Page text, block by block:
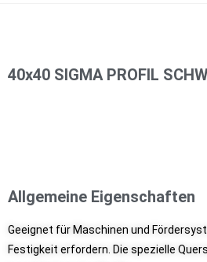
40x40 SIGMA PROFIL
Allgemeine Eigenschaften
Geeignet für Maschinen und
Festigkeit erfordern. Die spezielle